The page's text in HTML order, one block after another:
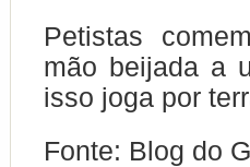
Petistas
mão beijada a
isso joga por
Fonte: Blog do